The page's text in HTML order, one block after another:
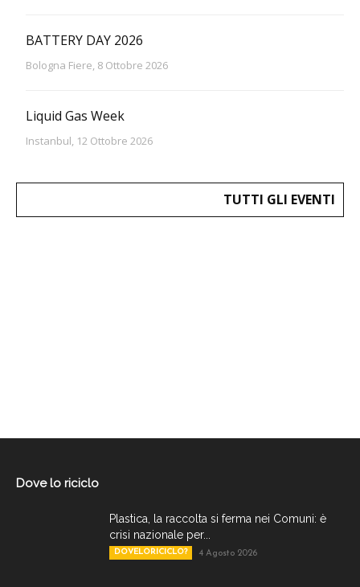
BATTERY DAY 2026
Bologna Fiere, 8 Ottobre 2026
Liquid Gas Week
Instanbul, 12 Ottobre 2026
TUTTI GLI EVENTI
Dove lo riciclo
Plastica, la raccolta si ferma nei Comuni: è
crisi nazionale per...
DOVELORICICLO? 4 Agosto 2026